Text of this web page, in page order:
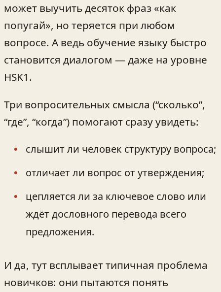
может выучить десяток фраз «как
попугай», но теряется при любом
вопросе. А ведь обучение языку быстро
становится диалогом — даже на уровне
HSK1.
Три вопросительных смысла (“сколько”,
“где”, “когда”) помогают сразу увидеть:
слышит ли человек структуру вопроса;
отличает ли вопрос от утверждения;
цепляется ли за ключевое слово или
ждёт дословного перевода всего
предложения.
И да, тут всплывает типичная проблема
новичков: они пытаются понять